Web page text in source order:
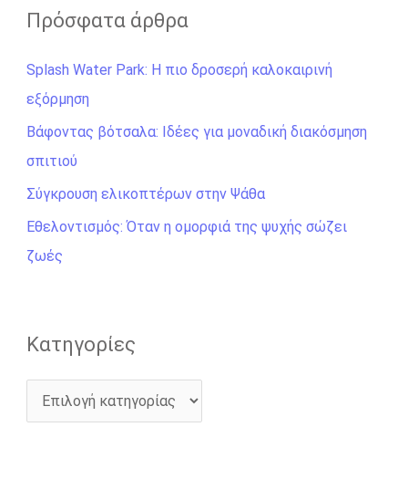
ζ
τ
η
σ
η
γ
ι
α
Πρόσφατα άρθρα
Splash Water Park: Η πιο δροσερή καλοκαιρινή
εξόρμηση
Βάφοντας βότσαλα: Ιδέες για μοναδική διακόσμηση
σπιτιού
Σύγκρουση ελικοπτέρων στην Ψάθα
Εθελοντισμός: Όταν η ομορφιά της ψυχής σώζει
ζωές
Kατηγορίες